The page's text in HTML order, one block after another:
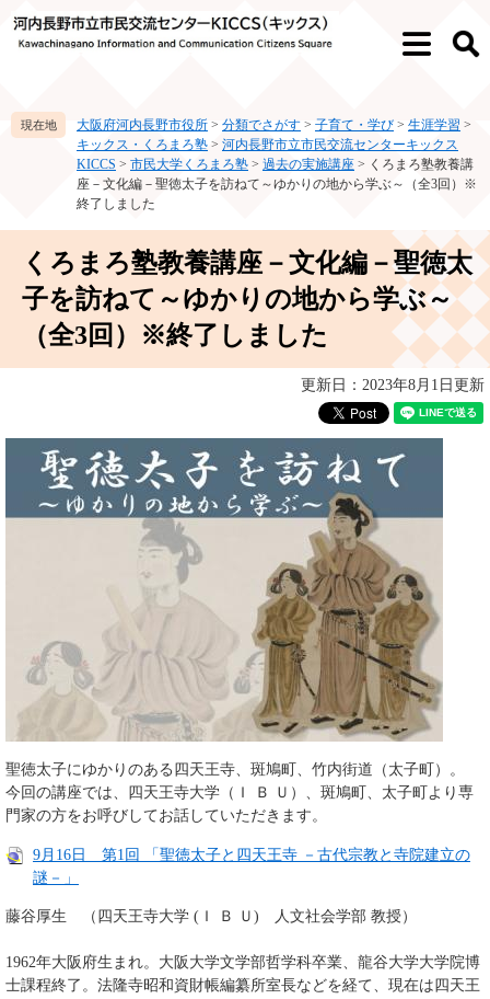
ー
ニ
メ
検
大阪府河内長野市役所 > 分類でさがす > 子育て・学び > 生涯学習 >
キックス・くろまろ塾 > 河内長野市立市民交流センターキックス
KICCS > 市民大学くろまろ塾 > 過去の実施講座 > くろまろ塾教養講
座－文化編－聖徳太子を訪ねて～ゆかりの地から学ぶ～（全3回）※
終了しました
くろまろ塾教養講座－文化編－聖徳太
子を訪ねて～ゆかりの地から学ぶ～
（全3回）※終了しました
更新日：2023年8月1日更新
聖徳太子にゆかりのある四天王寺、斑鳩町、竹内街道（太子町）。
今回の講座では、四天王寺大学（Ｉ Ｂ Ｕ）、斑鳩町、太子町より専
門家の方をお呼びしてお話していただきます。
9月16日 第1回 「聖徳太子と四天王寺 －古代宗教と寺院建立の
謎－」
藤谷厚生 （四天王寺大学 (Ｉ Ｂ Ｕ) 人文社会学部 教授）
1962年大阪府生まれ。大阪大学文学部哲学科卒業、龍谷大学大学院博
士課程終了。法隆寺昭和資財帳編纂所室長などを経て、現在は四天王